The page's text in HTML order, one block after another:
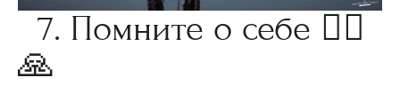
7. Помните о себе 🧘‍♀
🙏